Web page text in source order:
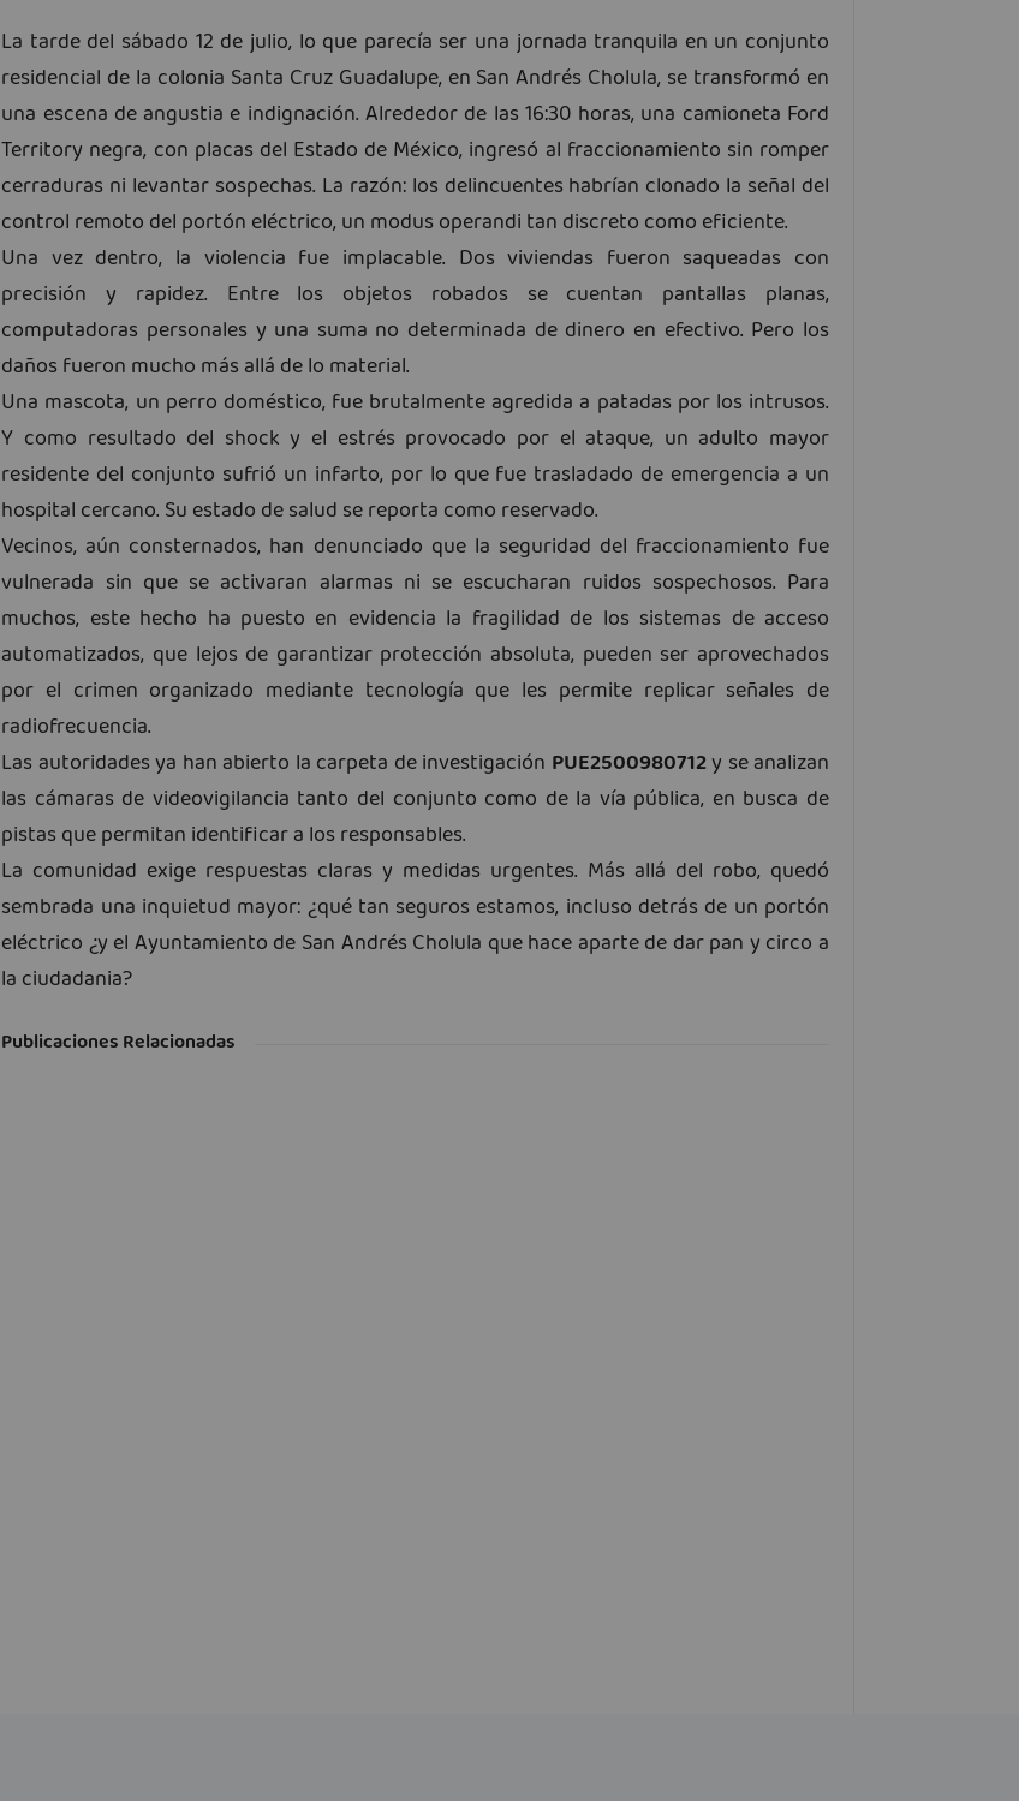
La tarde del sábado 12 de julio, lo que parecía ser una jornada tranquila en un conjunto
residencial de la colonia Santa Cruz Guadalupe, en San Andrés Cholula, se transformó en
una escena de angustia e indignación. Alrededor de las 16:30 horas, una camioneta Ford
Territory negra, con placas del Estado de México, ingresó al fraccionamiento sin romper
cerraduras ni levantar sospechas. La razón: los delincuentes habrían clonado la señal del
control remoto del portón eléctrico, un modus operandi tan discreto como eficiente.
Una vez dentro, la violencia fue implacable. Dos viviendas fueron saqueadas con
precisión y rapidez. Entre los objetos robados se cuentan pantallas planas,
computadoras personales y una suma no determinada de dinero en efectivo. Pero los
daños fueron mucho más allá de lo material.
Una mascota, un perro doméstico, fue brutalmente agredida a patadas por los intrusos.
Y como resultado del shock y el estrés provocado por el ataque, un adulto mayor
residente del conjunto sufrió un infarto, por lo que fue trasladado de emergencia a un
hospital cercano. Su estado de salud se reporta como reservado.
Vecinos, aún consternados, han denunciado que la seguridad del fraccionamiento fue
vulnerada sin que se activaran alarmas ni se escucharan ruidos sospechosos. Para
muchos, este hecho ha puesto en evidencia la fragilidad de los sistemas de acceso
automatizados, que lejos de garantizar protección absoluta, pueden ser aprovechados
por el crimen organizado mediante tecnología que les permite replicar señales de
radiofrecuencia.
Las autoridades ya han abierto la carpeta de investigación PUE2500980712y se analizan
las cámaras de videovigilancia tanto del conjunto como de la vía pública, en busca de
pistas que permitan identificar a los responsables.
La comunidad exige respuestas claras y medidas urgentes. Más allá del robo, quedó
sembrada una inquietud mayor: ¿qué tan seguros estamos, incluso detrás de un portón
eléctrico ¿y el Ayuntamiento de San Andrés Cholula que hace aparte de dar pan y circo a
la ciudadania?
Publicaciones Relacionadas